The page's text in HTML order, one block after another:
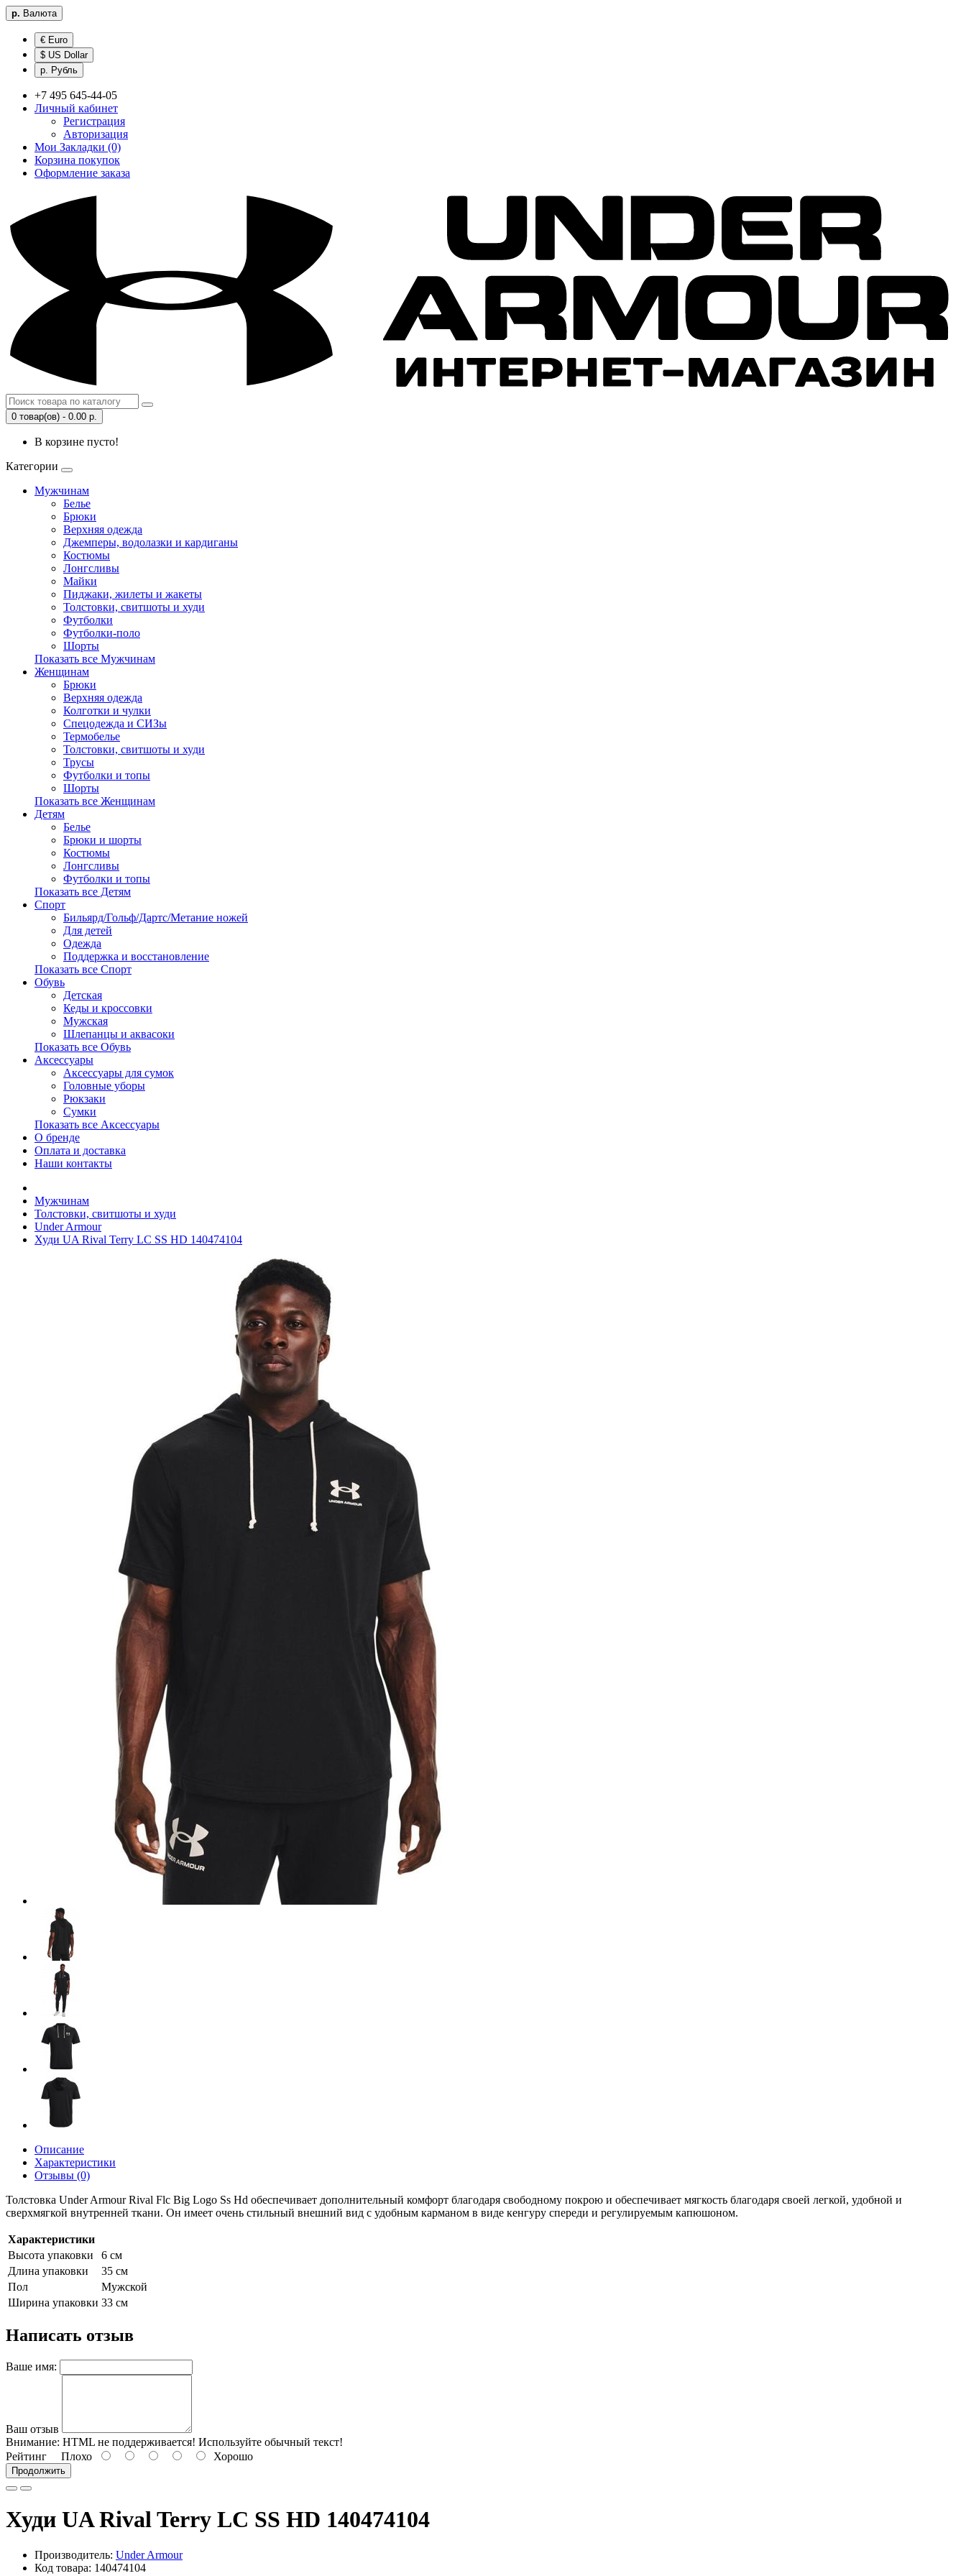
р. Валюта
€ Euro
$ US Dollar
р. Рубль
+7 495 645-44-05
Личный кабинет
Регистрация
Авторизация
Мои Закладки (0)
Корзина покупок
Оформление заказа
0 товар(ов) - 0.00 р.
В корзине пусто!
Категории
Мужчинам
Белье
Брюки
Верхняя одежда
Джемперы, водолазки и кардиганы
Костюмы
Лонгсливы
Майки
Пиджаки, жилеты и жакеты
Толстовки, свитшоты и худи
Футболки
Футболки-поло
Шорты
Показать все Мужчинам
Женщинам
Брюки
Верхняя одежда
Колготки и чулки
Спецодежда и СИЗы
Термобелье
Толстовки, свитшоты и худи
Трусы
Футболки и топы
Шорты
Показать все Женщинам
Детям
Белье
Брюки и шорты
Костюмы
Лонгсливы
Футболки и топы
Показать все Детям
Спорт
Бильярд/Гольф/Дартс/Метание ножей
Для детей
Одежда
Поддержка и восстановление
Показать все Спорт
Обувь
Детская
Кеды и кроссовки
Мужская
Шлепанцы и аквасоки
Показать все Обувь
Аксессуары
Аксессуары для сумок
Головные уборы
Рюкзаки
Сумки
Показать все Аксессуары
О бренде
Оплата и доставка
Наши контакты
Мужчинам
Толстовки, свитшоты и худи
Under Armour
Худи UA Rival Terry LC SS HD 140474104
Описание
Характеристики
Отзывы (0)
Толстовка Under Armour Rival Flc Big Logo Ss Hd обеспечивает дополнительный комфорт благодаря свободному покрою и обеспечивает мягкость благодаря своей легкой, удобной и
сверхмягкой внутренней ткани. Он имеет очень стильный внешний вид с удобным карманом в виде кенгуру спереди и регулируемым капюшоном.
Характеристики
Высота упаковки
6 см
Длина упаковки
35 см
Пол
Мужской
Ширина упаковки 33 см
Написать отзыв
Ваше имя:
Ваш отзыв
Внимание: HTML не поддерживается! Используйте обычный текст!
Рейтинг Плохо Хорошо
Продолжить
Худи UA Rival Terry LC SS HD 140474104
Производитель: Under Armour
Код товара: 140474104